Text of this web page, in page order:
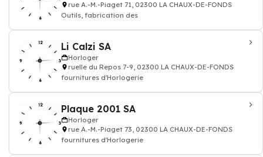
rue A.-M.-Piaget 71, 02300 LA CHAUX-DE-FONDS
Outils, fabrication des
Li Calzi SA
Horloger
ruelle du Repos 7-9, 02300 LA CHAUX-DE-FONDS
fournitures d'Horlogerie
Plaque 2001 SA
Horloger
rue A.-M.-Piaget 73, 02300 LA CHAUX-DE-FONDS
fournitures d'Horlogerie